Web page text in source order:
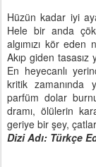
Hüzün kadar iyi
Hele bir anda
algımızı kör eden
Akıp giden
En heyecanlı
kritik zamanında
parfüm dolar
dramı, ölülerin
geriye bir şey,
Dizi Adı: Türkçe